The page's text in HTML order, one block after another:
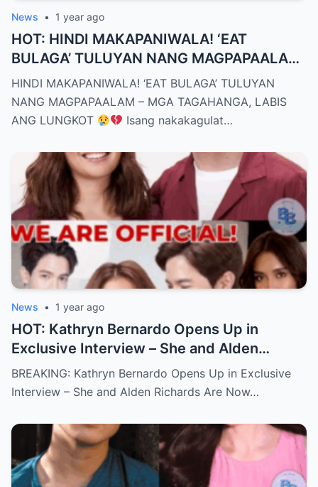
News • 1 year ago
HOT: HINDI MAKAPANIWALA! ‘EAT
BULAGA’ TULUYAN NANG MAGPAPAALAM
– MGA TAGAHANGA, LABIS ANG LUNGKOT
HINDI MAKAPANIWALA! ‘EAT BULAGA’ TULUYAN
NANG MAGPAPAALAM – MGA TAGAHANGA, LABIS
ANG LUNGKOT
Isang nakakagulat…
News • 1 year ago
HOT: Kathryn Bernardo Opens Up in
Exclusive Interview – She and Alden
Richards Are Now Officially Together
BREAKING: Kathryn Bernardo Opens Up in Exclusive
Interview – She and Alden Richards Are Now…